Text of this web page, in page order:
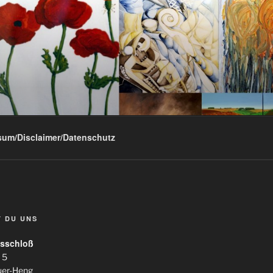
Disclaimer/Datenschutz
DU UNS
5
Heng